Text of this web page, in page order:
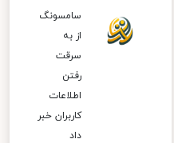
سامسونگ
از به
سرقت
رفتن
اطلاعات
کاربران خبر
داد